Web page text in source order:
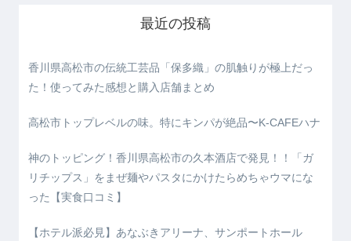
最近の投稿
香川県高松市の伝統工芸品「保多織」の肌触りが極上だっ
た！使ってみた感想と購入店舗まとめ
高松市トップレベルの味。特にキンパが絶品〜K-CAFEハナ
神のトッピング！香川県高松市の久本酒店で発見！！「ガ
リチップス」をまぜ麺やパスタにかけたらめちゃウマにな
った【実食口コミ】
【ホテル派必見】あなぶきアリーナ、サンポートホール